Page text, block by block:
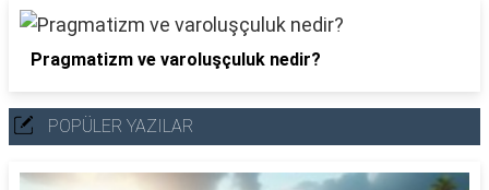
Pragmatizm ve varoluşçuluk nedir?
POPÜLER YAZILAR